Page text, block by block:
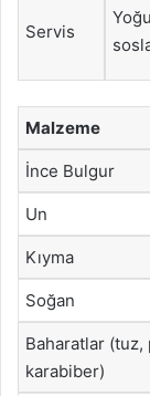
Servis
Malzeme
İnce Bulgur
Un
Kıyma
Soğan
Baharatlar (tuz,
karabiber)